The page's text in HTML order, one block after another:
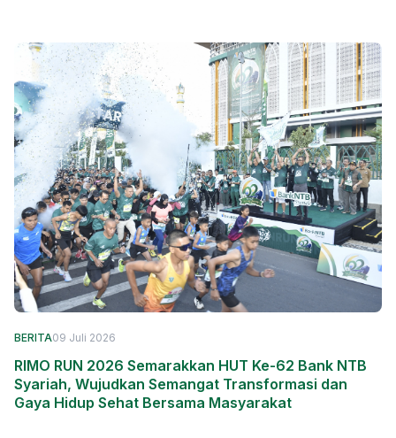
BERITA09 Juli 2026
RIMO RUN 2026 Semarakkan HUT Ke-62 Bank NTB
Syariah, Wujudkan Semangat Transformasi dan
Gaya Hidup Sehat Bersama Masyarakat